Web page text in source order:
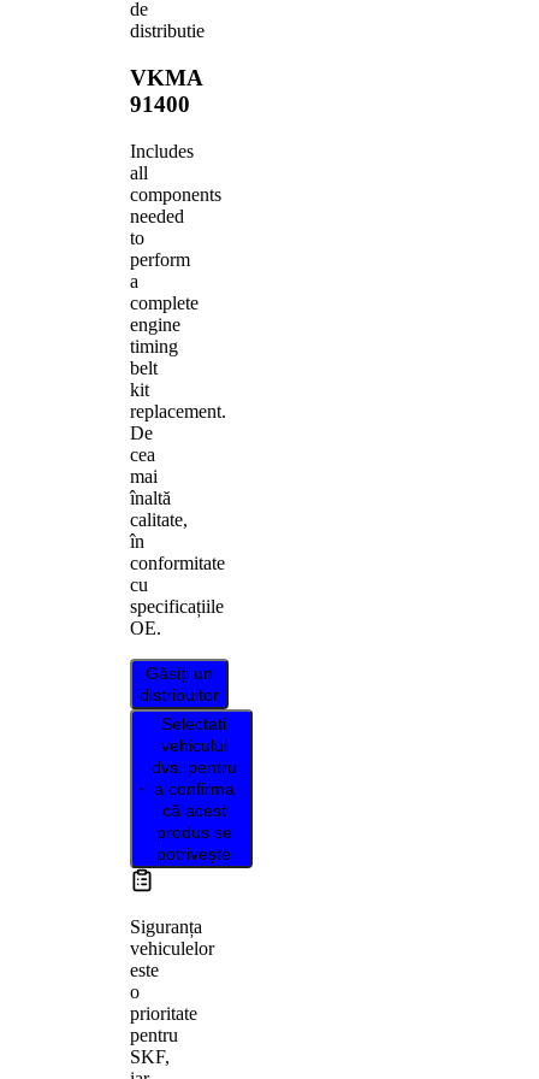
de
distributie
VKMA
91400
Includes
all
components
needed
to
perform
a
complete
engine
timing
belt
kit
replacement.
De
cea
mai
înaltă
calitate,
în
conformitate
cu
specificațiile
OE.
Găsiți un
distribuitor
Selectați
vehiculul
dvs. pentru
a confirma
că acest
produs se
potrivește
Siguranța
vehiculelor
este
o
prioritate
pentru
SKF,